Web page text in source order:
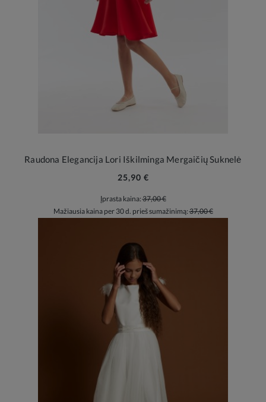
Raudona Elegancija Lori Iškilminga Mergaičių Suknelė
25,90 €
Įprasta kaina:37,00 €
Mažiausia kaina per 30 d. prieš sumažinimą:37,00 €